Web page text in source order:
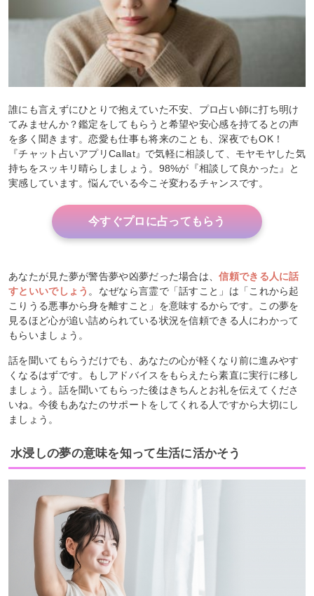
誰にも言えずにひとりで抱えていた不安、プロ占い師に打ち明け
てみませんか？鑑定をしてもらうと希望や安心感を持てるとの声
を多く聞きます。恋愛も仕事も将来のことも、深夜でもOK！
『チャット占いアプリCallat』で気軽に相談して、モヤモヤした気
持ちをスッキリ晴らしましょう。98%が『相談して良かった』と
実感しています。悩んでいる今こそ変わるチャンスです。
今すぐプロに占ってもらう
あなたが見た夢が警告夢や凶夢だった場合は、信頼できる人に話
すといいでしょう 。なぜなら言霊で「話すこと」は「これから起
こりうる悪事から身を離すこと」を意味するからです。この夢を
見るほど心が追い詰められている状況を信頼できる人にわかって
もらいましょう。
話を聞いてもらうだけでも、あなたの心が軽くなり前に進みやす
くなるはずです。もしアドバイスをもらえたら素直に実行に移し
ましょう。話を聞いてもらった後はきちんとお礼を伝えてくださ
いね。今後もあなたのサポートをしてくれる人ですから大切にし
ましょう。
水浸しの夢の意味を知って生活に活かそう